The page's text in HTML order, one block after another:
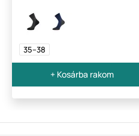
35–38
+ Kosárba rakom